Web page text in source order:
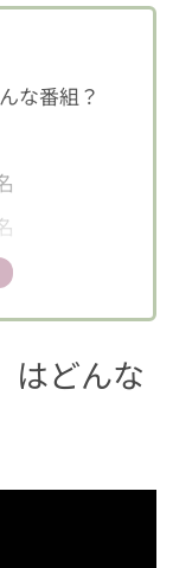
な番組？
「Xの浮
、早くも
はどんな